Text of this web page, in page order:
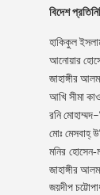
বিদেশ
হাকিকুল
আনোয়ার
জাহাঙ্গীর আলম
আখি সীমা
রনি মোহাম্মদ–
মোঃ মেসবাহ্
মনির হোসেন-
জাহাঙ্গীর
জয়দীপ